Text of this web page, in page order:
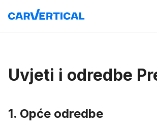
Uvjeti i odredbe
1. Opće odredbe